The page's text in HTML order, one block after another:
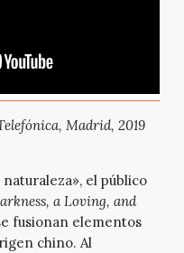
Madrid, 2019
el público
a Loving, and
fusionan elementos
chino. Al